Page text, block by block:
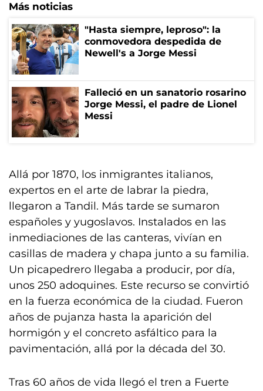
Más noticias
"Hasta siempre, leproso": la
conmovedora despedida de
Newell's a Jorge Messi
Falleció en un sanatorio rosarino
Jorge Messi, el padre de Lionel
Messi
Allá por 1870, los inmigrantes italianos,
expertos en el arte de labrar la piedra,
llegaron a Tandil. Más tarde se sumaron
españoles y yugoslavos. Instalados en las
inmediaciones de las canteras, vivían en
casillas de madera y chapa junto a su familia.
Un picapedrero llegaba a producir, por día,
unos 250 adoquines. Este recurso se convirtió
en la fuerza económica de la ciudad. Fueron
años de pujanza hasta la aparición del
hormigón y el concreto asfáltico para la
pavimentación, allá por la década del 30.
Tras 60 años de vida llegó el tren a Fuerte